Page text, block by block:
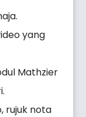
yang
Mathzier
rujuk nota